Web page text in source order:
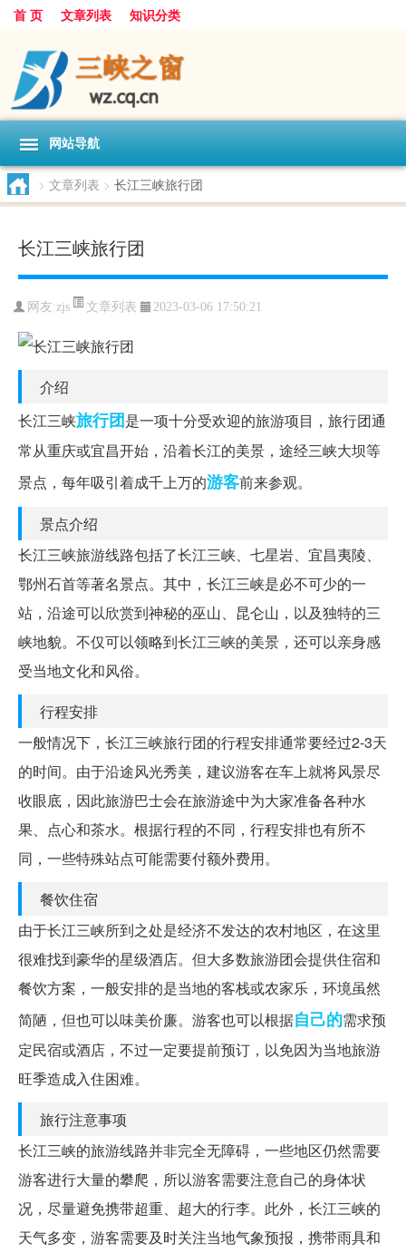
首 页 文章列表 知识分类
网站导航
> 文章列表 > 长江三峡旅行团
长江三峡旅行团
网友:zjs 文章列表 2023-03-06 17:50:21
介绍
长江三峡旅行团是一项十分受欢迎的旅游项目，旅行团通
常从重庆或宜昌开始，沿着长江的美景，途经三峡大坝等
景点，每年吸引着成千上万的游客前来参观。
景点介绍
长江三峡旅游线路包括了长江三峡、七星岩、宜昌夷陵、
鄂州石首等著名景点。其中，长江三峡是必不可少的一
站，沿途可以欣赏到神秘的巫山、昆仑山，以及独特的三
峡地貌。不仅可以领略到长江三峡的美景，还可以亲身感
受当地文化和风俗。
行程安排
一般情况下，长江三峡旅行团的行程安排通常要经过2-3天
的时间。由于沿途风光秀美，建议游客在车上就将风景尽
收眼底，因此旅游巴士会在旅游途中为大家准备各种水
果、点心和茶水。根据行程的不同，行程安排也有所不
同，一些特殊站点可能需要付额外费用。
餐饮住宿
由于长江三峡所到之处是经济不发达的农村地区，在这里
很难找到豪华的星级酒店。但大多数旅游团会提供住宿和
餐饮方案，一般安排的是当地的客栈或农家乐，环境虽然
简陋，但也可以味美价廉。游客也可以根据自己的需求预
定民宿或酒店，不过一定要提前预订，以免因为当地旅游
旺季造成入住困难。
旅行注意事项
长江三峡的旅游线路并非完全无障碍，一些地区仍然需要
游客进行大量的攀爬，所以游客需要注意自己的身体状
况，尽量避免携带超重、超大的行李。此外，长江三峡的
天气多变，游客需要及时关注当地气象预报，携带雨具和